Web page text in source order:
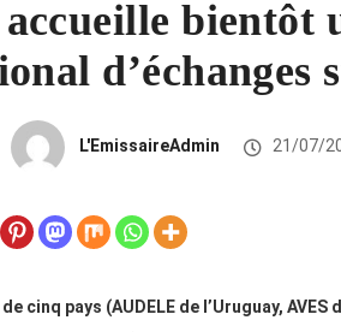
accueille bientôt
d’échanges
L'EmissaireAdmin 21/07/
cinq pays (AUDELE de l’Uruguay, AVES